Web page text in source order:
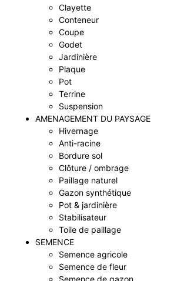
Clayette
Conteneur
Coupe
Godet
Jardinière
Plaque
Pot
Terrine
Suspension
AMENAGEMENT DU PAYSAGE
Hivernage
Anti-racine
Bordure sol
Clôture / ombrage
Paillage naturel
Gazon synthétique
Pot & jardinière
Stabilisateur
Toile de paillage
SEMENCE
Semence agricole
Semence de fleur
Semence de gazon